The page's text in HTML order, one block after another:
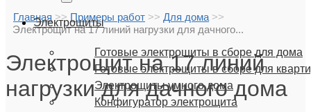
Электрощиты
Готовые электрощиты в сборе для дома
Готовые электрощиты в сборе для
Электрощиты умного дома
Конфигуратор электрощита
Главная >> Примеры работ >> Для дома >>
Электрощит на 17 линий нагрузки для дачного...
Электрощит на 17 линий
нагрузки для дачного дома